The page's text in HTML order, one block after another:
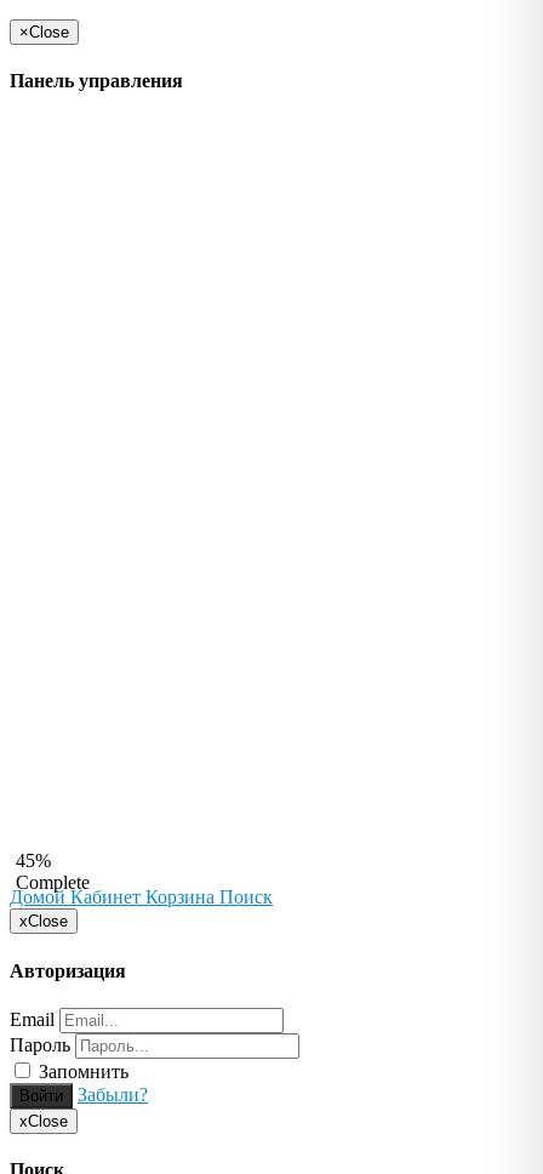
×Close
Панель управления
45%
Complete
Домой Кабинет Корзина Поиск
xClose
Авторизация
Email
Пароль
Запомнить
Войти Забыли?
xClose